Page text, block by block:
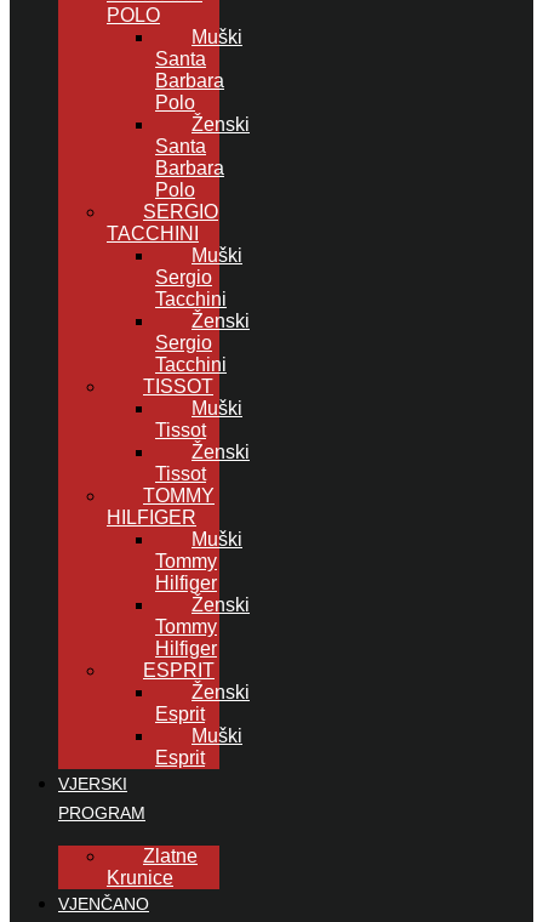
POLO
Muški
Santa
Barbara
Polo
Ženski
Santa
Barbara
Polo
SERGIO
TACCHINI
Muški
Sergio
Tacchini
Ženski
Sergio
Tacchini
TISSOT
Muški
Tissot
Ženski
Tissot
TOMMY
HILFIGER
Muški
Tommy
Hilfiger
Ženski
Tommy
Hilfiger
ESPRIT
Ženski
Esprit
Muški
Esprit
VJERSKI
PROGRAM
Zlatne
Krunice
VJENČANO